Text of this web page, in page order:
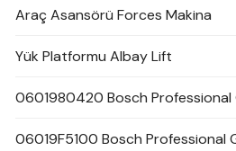
Araç Asansörü Forces Makina
Yük Platformu Albay Lift
0601980420 Bosch Professional
06019F5100 Bosch Professional